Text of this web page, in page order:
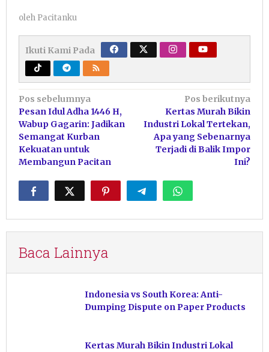
oleh Pacitanku
Ikuti Kami Pada
Navigasi
pos
Pos sebelumnya
Pesan Idul Adha 1446 H,
Wabup Gagarin: Jadikan
Semangat Kurban
Kekuatan untuk
Membangun Pacitan
Pos berikutnya
Kertas Murah Bikin
Industri Lokal Tertekan,
Apa yang Sebenarnya
Terjadi di Balik Impor
Ini?
Baca Lainnya
Indonesia vs South Korea: Anti-
Dumping Dispute on Paper Products
Kertas Murah Bikin Industri Lokal